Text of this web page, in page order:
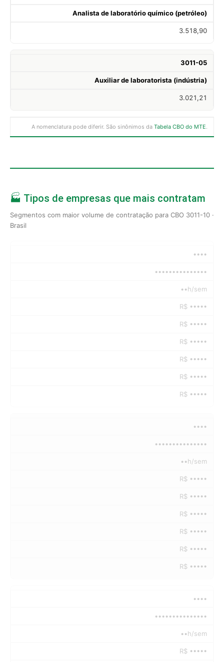
Analista de laboratório químico (petróleo)
3.518,90
3011-05
Auxiliar de laboratorista (indústria)
3.021,21
A nomenclatura pode diferir. São sinônimos da Tabela CBO do MTE.
🏭 Tipos de empresas que mais contratam
Segmentos com maior volume de contratação para CBO 3011-10 ·
Brasil
••••
•••••••••••••••
••h/sem
R$ •••••
R$ •••••
R$ •••••
R$ •••••
R$ •••••
R$ •••••
••••
•••••••••••••••
••h/sem
R$ •••••
R$ •••••
R$ •••••
R$ •••••
R$ •••••
R$ •••••
••••
•••••••••••••••
••h/sem
R$ •••••